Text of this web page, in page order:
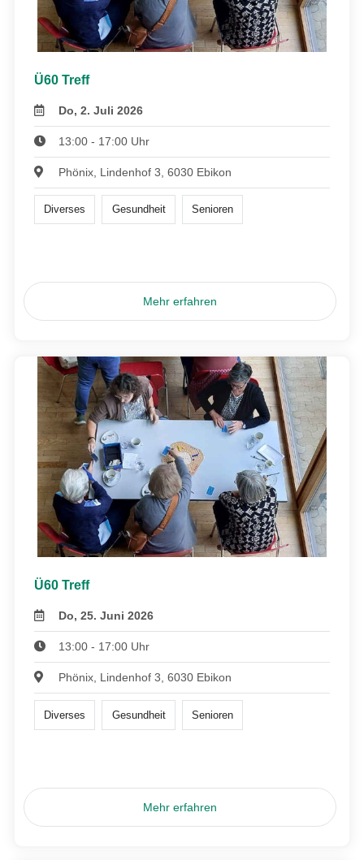
Ü60 Treff
Do, 2. Juli 2026
13:00 - 17:00 Uhr
Phönix, Lindenhof 3, 6030 Ebikon
Diverses Gesundheit Senioren
Mehr erfahren
Ü60 Treff
Do, 25. Juni 2026
13:00 - 17:00 Uhr
Phönix, Lindenhof 3, 6030 Ebikon
Diverses Gesundheit Senioren
Mehr erfahren